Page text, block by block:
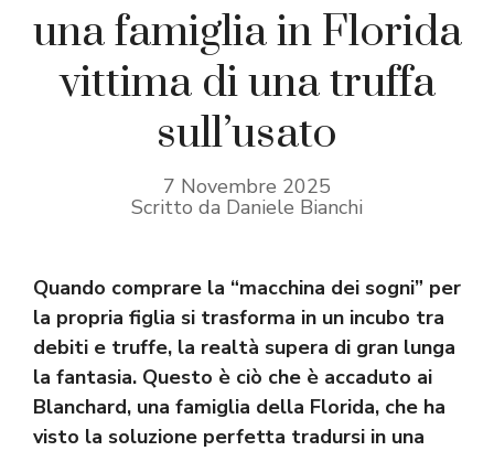
una famiglia in Florida
vittima di una truffa
sull’usato
7 Novembre 2025
Scritto da Daniele Bianchi
Quando comprare la “macchina dei sogni” per
la propria figlia si trasforma in un incubo tra
debiti e truffe, la realtà supera di gran lunga
la fantasia. Questo è ciò che è accaduto ai
Blanchard, una famiglia della Florida, che ha
visto la soluzione perfetta tradursi in una